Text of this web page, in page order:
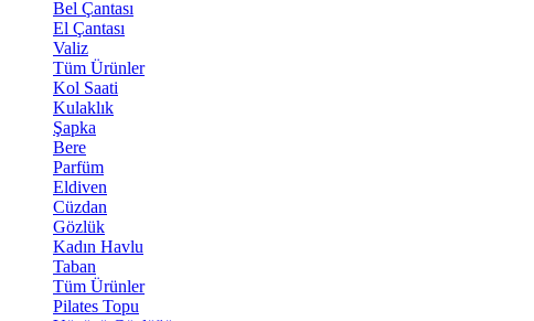
Bel Çantası
El Çantası
Valiz
Tüm Ürünler
Kol Saati
Kulaklık
Şapka
Bere
Parfüm
Eldiven
Cüzdan
Gözlük
Kadın Havlu
Taban
Tüm Ürünler
Pilates Topu